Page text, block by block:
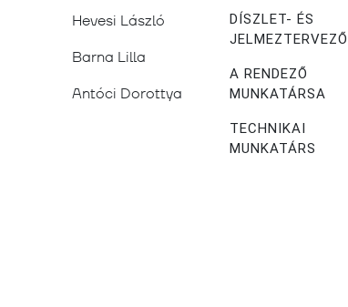
Hevesi László
Barna Lilla
Antóci Dorottya
DÍSZLET- ÉS
JELMEZTERVEZŐ
A RENDEZŐ
MUNKATÁRSA
TECHNIKAI
MUNKATÁRS